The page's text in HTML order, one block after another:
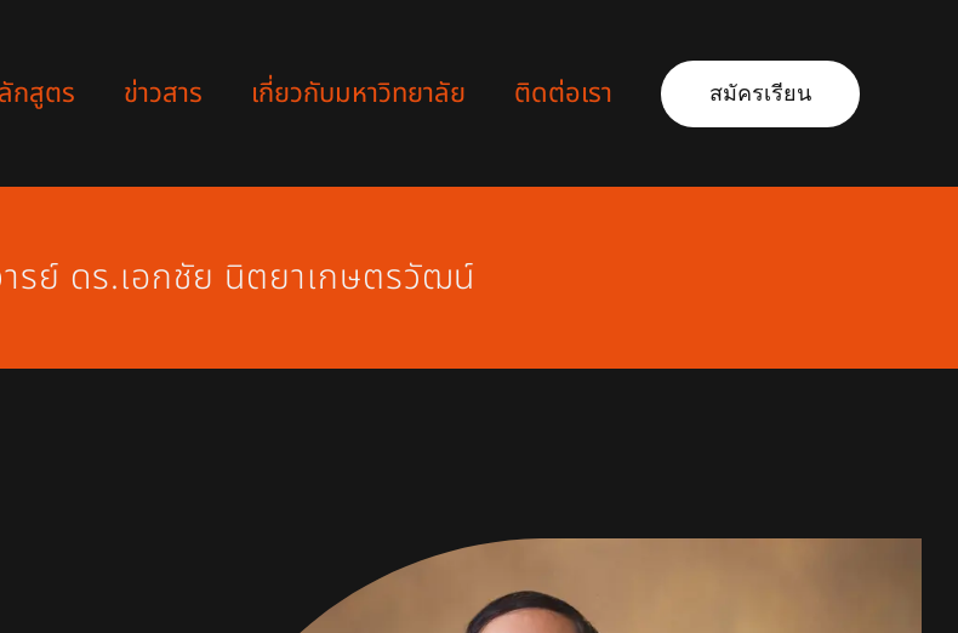
กสูตร ข่าวสาร เกี่ยวกับมหาวิทยาลัย ติดต่อเรา สมัครเรียน
รย์ ดร.เอกชัย นิตยาเกษตรวัฒน์